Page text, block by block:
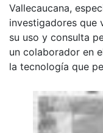
Vallecaucana,
investigadores que
su uso y consulta
un colaborador en
la tecnología que